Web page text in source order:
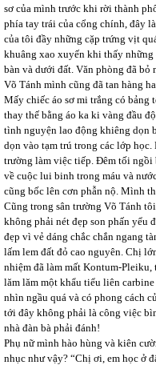
sơ của mình trước khi rời thành
phía tay trái của cổng chính, đây
của tôi đầy những cặp trứng vịt
khuâng xao xuyến khi thấy những
bàn và dưới đất. Văn phòng đã
Võ Tánh mình cũng đã tan hàng
Mấy chiếc áo sơ mi trắng có bảng
thay thế bằng áo ka ki vàng đầu
tình nguyện lao động khiêng dọn
dọn vào tạm trú trong các lớp
trường làm việc tiếp. Đêm tối
về cuộc lui binh trong máu và
cũng bốc lên cơn phẫn nộ. Mình
Cũng trong sân trường Võ Tánh
không phải nét đẹp son phấn yểu
đẹp vì vẻ dáng chắc chắn ngang
lấm lem đất đỏ cao nguyên. Chị
nhiệm đã làm mất Kontum-Pleiku,
lăm lăm một khẩu tiểu liên
nhìn ngầu quá và có phong cách
tới đây không phải là công việc
nhà đàn bà phải đánh!
Phụ nữ mình hào hùng và kiên
nhục như vậy? “Chị ơi, em học ở